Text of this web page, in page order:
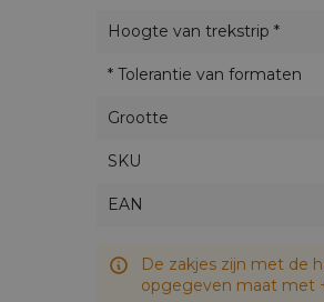
De verpakkingen die
vezels garandeert
Alle onze zakjes zijn
foto's getoonde plaats.
Hoogte van trekstrip *
* Tolerantie van formaten
Grootte
SKU
EAN
De zakjes zijn met de
opgegeven maat met